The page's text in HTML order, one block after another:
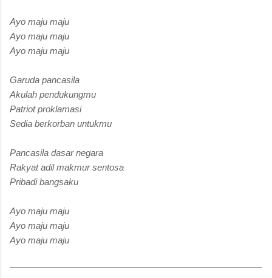
Ayo maju maju
Ayo maju maju
Ayo maju maju
Garuda pancasila
Akulah pendukungmu
Patriot proklamasi
Sedia berkorban untukmu
Pancasila dasar negara
Rakyat adil makmur sentosa
Pribadi bangsaku
Ayo maju maju
Ayo maju maju
Ayo maju maju